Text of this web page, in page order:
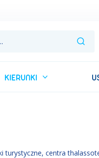
KIERUNKI
centra